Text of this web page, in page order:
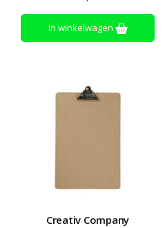
klem
In winkelwagen
Creativ Company